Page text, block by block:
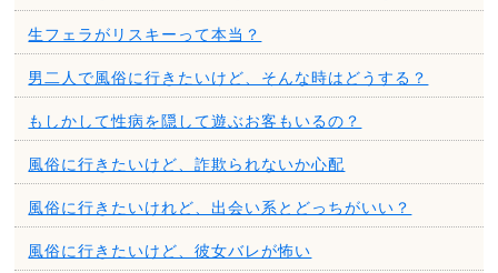
生フェラがリスキーって本当？
男二人で風俗に行きたいけど、そんな時はどうする？
もしかして性病を隠して遊ぶお客もいるの？
風俗に行きたいけど、詐欺られないか心配
風俗に行きたいけれど、出会い系とどっちがいい？
風俗に行きたいけど、彼女バレが怖い